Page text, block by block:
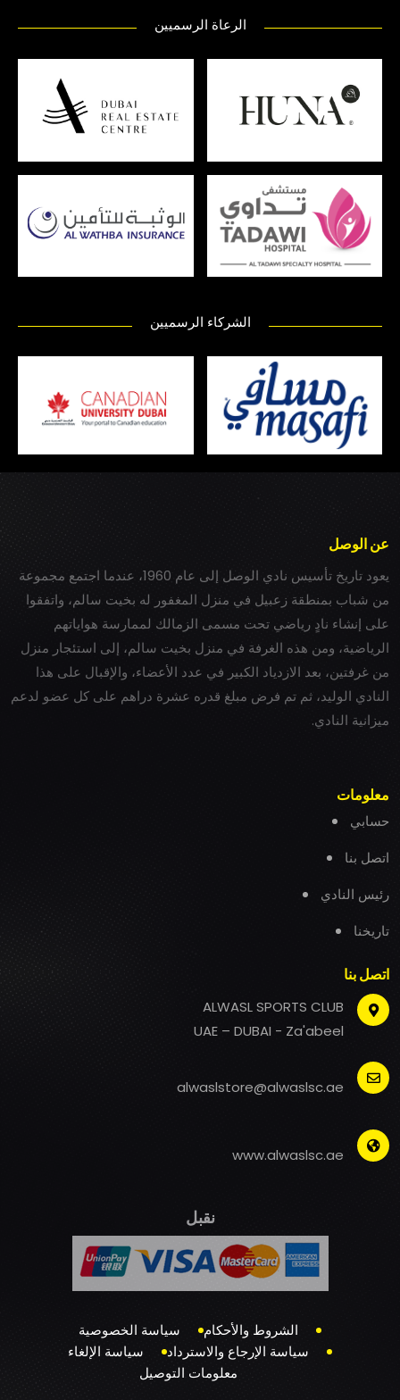
الرعاة الرسميين
الشركاء الرسميين
عن الوصل
يعود تاريخ تأسيس نادي الوصل إلى عام 1960، عندما اجتمع مجموعة
من شباب بمنطقة زعبيل في منزل المغفور له بخيت سالم، واتفقوا
على إنشاء نادٍ رياضي تحت مسمى الزمالك لممارسة هواياتهم
الرياضية، ومن هذه الغرفة في منزل بخيت سالم، إلى استئجار منزل
من غرفتين، بعد الازدياد الكبير في عدد الأعضاء، والإقبال على هذا
النادي الوليد، ثم تم فرض مبلغ قدره عشرة دراهم على كل عضو لدعم
ميزانية النادي.
معلومات
حسابي
اتصل بنا
رئيس النادي
تاريخنا
اتصل بنا
ALWASL SPORTS CLUB
UAE – DUBAI - Za'abeel
alwaslstore@alwaslsc.ae
www.alwaslsc.ae
نقبل
الشروط والأحكام
سياسة الخصوصية
سياسة الإرجاع والاسترداد
سياسة الإلغاء
معلومات التوصيل